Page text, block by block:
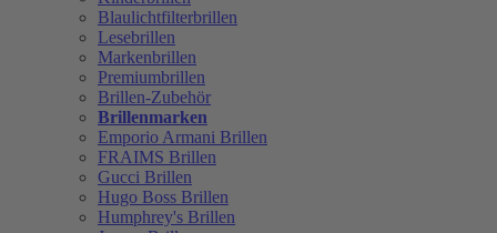
Blaulichtfilterbrillen
Lesebrillen
Markenbrillen
Premiumbrillen
Brillen-Zubehör
Brillenmarken
Emporio Armani Brillen
FRAIMS Brillen
Gucci Brillen
Hugo Boss Brillen
Humphrey's Brillen